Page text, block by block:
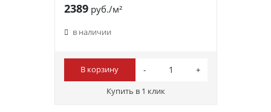
2389руб./м²
в наличии
В корзину
Купить в 1 клик